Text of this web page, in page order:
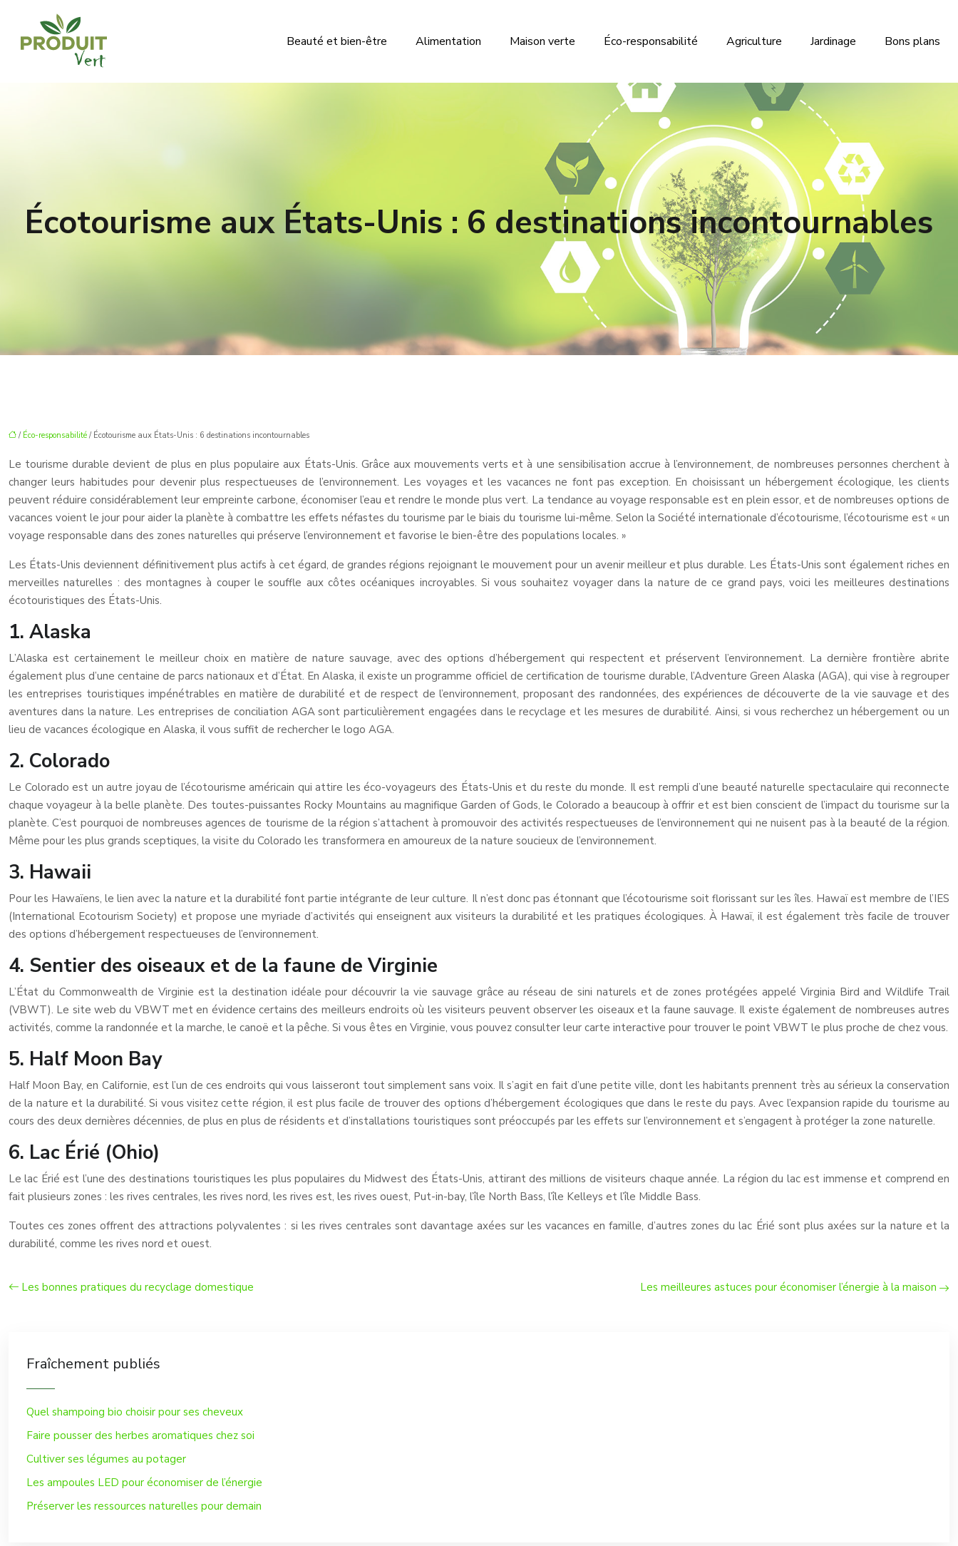
Beauté et bien-être Alimentation Maison verte Éco-responsabilité Agriculture Jardinage Bons plans
Écotourisme aux États-Unis : 6 destinations incontournables
/ Éco-responsabilité / Écotourisme aux États-Unis : 6 destinations incontournables
Le tourisme durable devient de plus en plus populaire aux États-Unis. Grâce aux mouvements verts et à une sensibilisation accrue à l’environnement, de nombreuses personnes cherchent à
changer leurs habitudes pour devenir plus respectueuses de l’environnement. Les voyages et les vacances ne font pas exception. En choisissant un hébergement écologique, les clients
peuvent réduire considérablement leur empreinte carbone, économiser l’eau et rendre le monde plus vert. La tendance au voyage responsable est en plein essor, et de nombreuses options de
vacances voient le jour pour aider la planète à combattre les effets néfastes du tourisme par le biais du tourisme lui-même. Selon la Société internationale d’écotourisme, l’écotourisme est « un
voyage responsable dans des zones naturelles qui préserve l’environnement et favorise le bien-être des populations locales. »
Les États-Unis deviennent définitivement plus actifs à cet égard, de grandes régions rejoignant le mouvement pour un avenir meilleur et plus durable. Les États-Unis sont également riches en
merveilles naturelles : des montagnes à couper le souffle aux côtes océaniques incroyables. Si vous souhaitez voyager dans la nature de ce grand pays, voici les meilleures destinations
écotouristiques des États-Unis.
1. Alaska
L’Alaska est certainement le meilleur choix en matière de nature sauvage, avec des options d’hébergement qui respectent et préservent l’environnement. La dernière frontière abrite
également plus d’une centaine de parcs nationaux et d’État. En Alaska, il existe un programme officiel de certification de tourisme durable, l’Adventure Green Alaska (AGA), qui vise à regrouper
les entreprises touristiques impénétrables en matière de durabilité et de respect de l’environnement, proposant des randonnées, des expériences de découverte de la vie sauvage et des
aventures dans la nature. Les entreprises de conciliation AGA sont particulièrement engagées dans le recyclage et les mesures de durabilité. Ainsi, si vous recherchez un hébergement ou un
lieu de vacances écologique en Alaska, il vous suffit de rechercher le logo AGA.
2. Colorado
Le Colorado est un autre joyau de l’écotourisme américain qui attire les éco-voyageurs des États-Unis et du reste du monde. Il est rempli d’une beauté naturelle spectaculaire qui reconnecte
chaque voyageur à la belle planète. Des toutes-puissantes Rocky Mountains au magnifique Garden of Gods, le Colorado a beaucoup à offrir et est bien conscient de l’impact du tourisme sur la
planète. C’est pourquoi de nombreuses agences de tourisme de la région s’attachent à promouvoir des activités respectueuses de l’environnement qui ne nuisent pas à la beauté de la région.
Même pour les plus grands sceptiques, la visite du Colorado les transformera en amoureux de la nature soucieux de l’environnement.
3. Hawaii
Pour les Hawaïens, le lien avec la nature et la durabilité font partie intégrante de leur culture. Il n’est donc pas étonnant que l’écotourisme soit florissant sur les îles. Hawaï est membre de l’IES
(International Ecotourism Society) et propose une myriade d’activités qui enseignent aux visiteurs la durabilité et les pratiques écologiques. À Hawaï, il est également très facile de trouver
des options d’hébergement respectueuses de l’environnement.
4. Sentier des oiseaux et de la faune de Virginie
L’État du Commonwealth de Virginie est la destination idéale pour découvrir la vie sauvage grâce au réseau de sini naturels et de zones protégées appelé Virginia Bird and Wildlife Trail
(VBWT). Le site web du VBWT met en évidence certains des meilleurs endroits où les visiteurs peuvent observer les oiseaux et la faune sauvage. Il existe également de nombreuses autres
activités, comme la randonnée et la marche, le canoë et la pêche. Si vous êtes en Virginie, vous pouvez consulter leur carte interactive pour trouver le point VBWT le plus proche de chez vous.
5. Half Moon Bay
Half Moon Bay, en Californie, est l’un de ces endroits qui vous laisseront tout simplement sans voix. Il s’agit en fait d’une petite ville, dont les habitants prennent très au sérieux la conservation
de la nature et la durabilité. Si vous visitez cette région, il est plus facile de trouver des options d’hébergement écologiques que dans le reste du pays. Avec l’expansion rapide du tourisme au
cours des deux dernières décennies, de plus en plus de résidents et d’installations touristiques sont préoccupés par les effets sur l’environnement et s’engagent à protéger la zone naturelle.
6. Lac Érié (Ohio)
Le lac Érié est l’une des destinations touristiques les plus populaires du Midwest des États-Unis, attirant des millions de visiteurs chaque année. La région du lac est immense et comprend en
fait plusieurs zones : les rives centrales, les rives nord, les rives est, les rives ouest, Put-in-bay, l’île North Bass, l’île Kelleys et l’île Middle Bass.
Toutes ces zones offrent des attractions polyvalentes : si les rives centrales sont davantage axées sur les vacances en famille, d’autres zones du lac Érié sont plus axées sur la nature et la
durabilité, comme les rives nord et ouest.
Les bonnes pratiques du recyclage domestique Les meilleures astuces pour économiser l’énergie à la maison
Fraîchement publiés
Quel shampoing bio choisir pour ses cheveux
Faire pousser des herbes aromatiques chez soi
Cultiver ses légumes au potager
Les ampoules LED pour économiser de l’énergie
Préserver les ressources naturelles pour demain